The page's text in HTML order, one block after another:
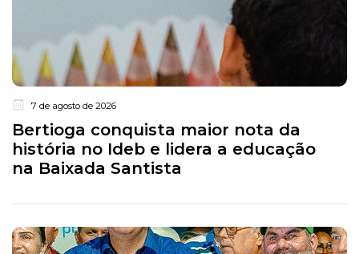
7 de agosto de 2026
Bertioga conquista maior nota da
história no Ideb e lidera a educação
na Baixada Santista